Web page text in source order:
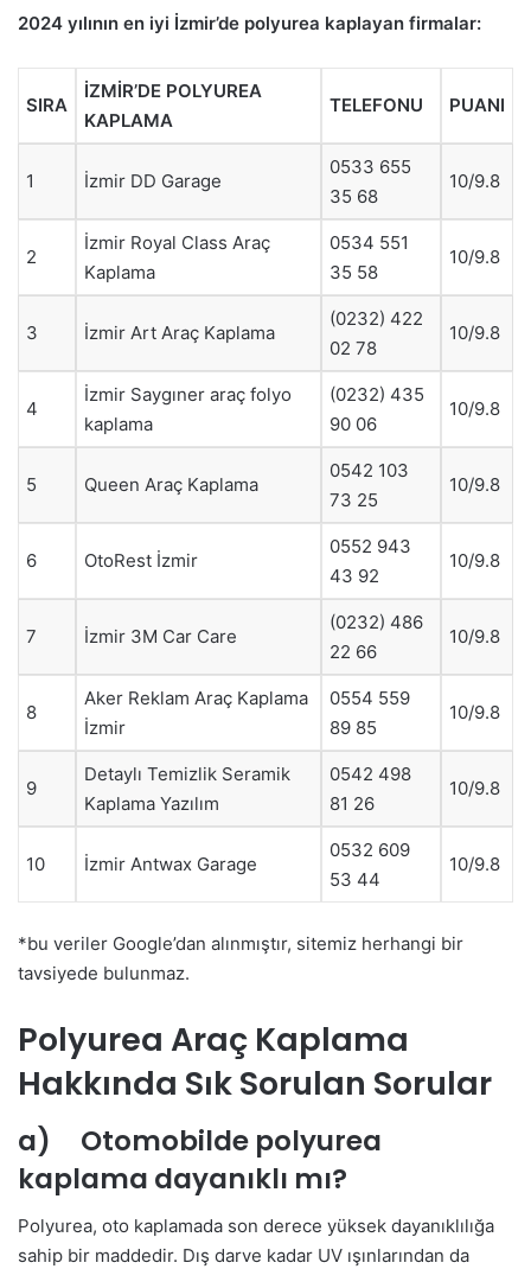
2024 yılının en iyi İzmir’de polyurea kaplayan firmalar:
SIRA
İZMİR’DE POLYUREA
KAPLAMA
TELEFONU PUANI
1 İzmir DD Garage
0533 655
35 68
10/9.8
2
İzmir Royal Class Araç
Kaplama
0534 551
35 58
10/9.8
3 İzmir Art Araç Kaplama
(0232) 422
02 78
10/9.8
4
İzmir Saygıner araç folyo
kaplama
(0232) 435
90 06
10/9.8
5 Queen Araç Kaplama
0542 103
73 25
10/9.8
6 OtoRest İzmir
0552 943
43 92
10/9.8
7 İzmir 3M Car Care
(0232) 486
22 66
10/9.8
8
Aker Reklam Araç Kaplama
İzmir
0554 559
89 85
10/9.8
9
Detaylı Temizlik Seramik
Kaplama Yazılım
0542 498
81 26
10/9.8
10 İzmir Antwax Garage
0532 609
53 44
10/9.8
*bu veriler Google’dan alınmıştır, sitemiz herhangi bir
tavsiyede bulunmaz.
Polyurea Araç Kaplama
Hakkında Sık Sorulan Sorular
a) Otomobilde polyurea
kaplama dayanıklı mı?
Polyurea, oto kaplamada son derece yüksek dayanıklılığa
sahip bir maddedir. Dış darve kadar UV ışınlarından da